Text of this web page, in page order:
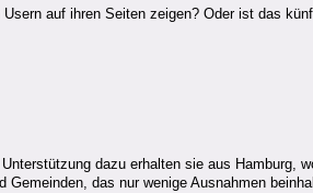
auf ihren Seiten zeigen? Oder ist das
dazu erhalten sie aus Hamburg,
das nur wenige Ausnahmen